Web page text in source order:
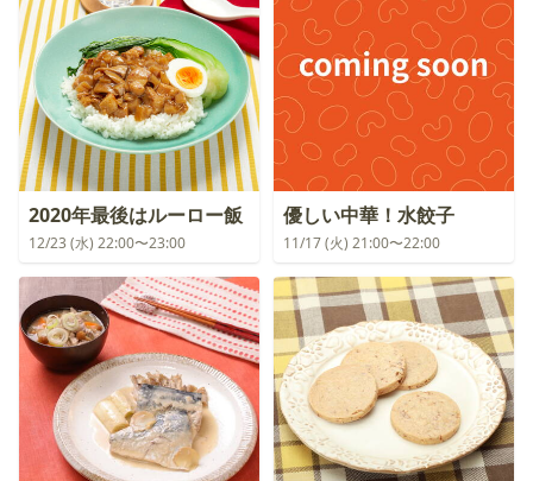
2020年最後はルーロー飯
12/23 (水) 22:00〜23:00
優しい中華！水餃子
11/17 (火) 21:00〜22:00